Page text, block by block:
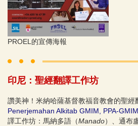
PROEL的宣傳海報
印尼：聖經翻譯工作坊
讚美神！米納哈薩基督教福音教會的聖經
Penerjemahan Alkitab GMIM, PPA-GMIM
譯工作坊：馬納多語（Manado）、通布